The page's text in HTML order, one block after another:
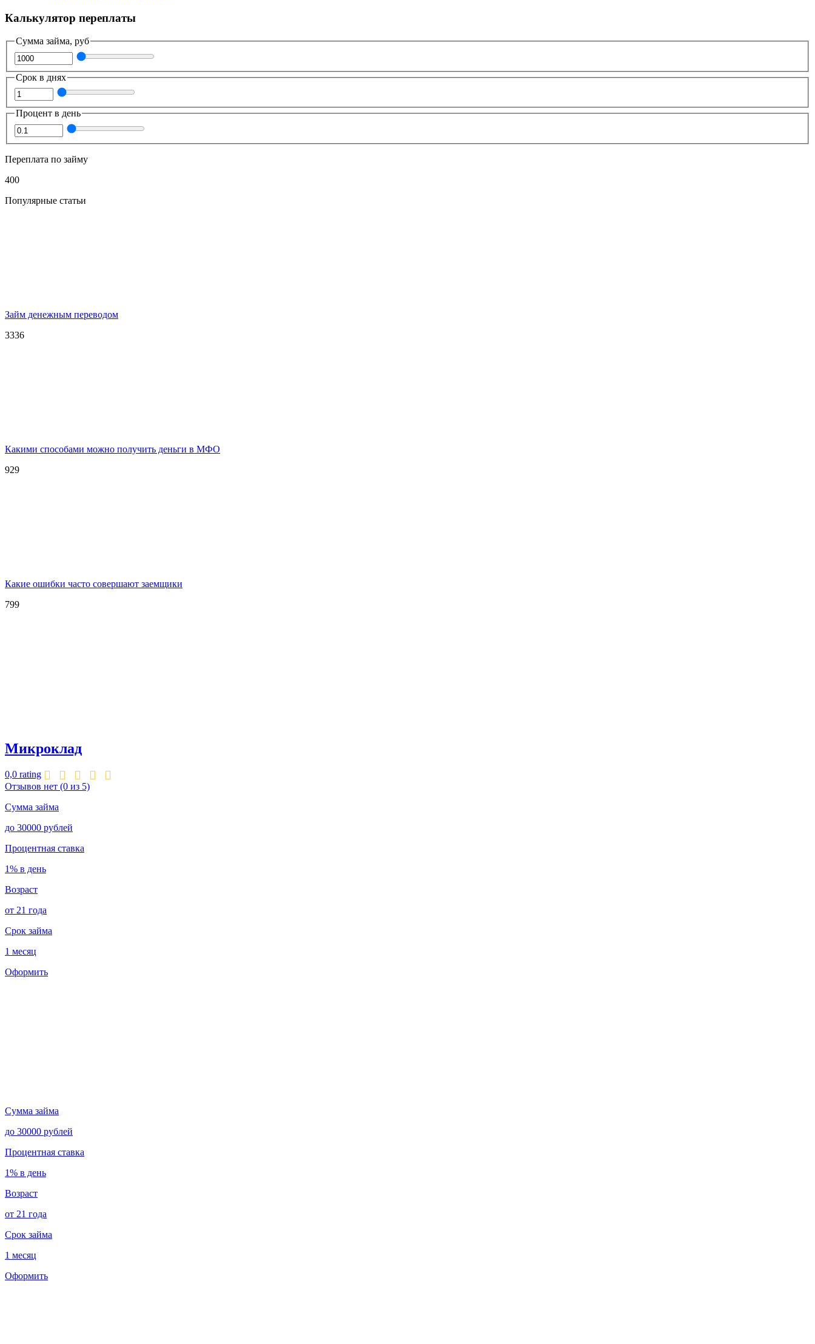
Калькулятор переплаты
Сумма займа, руб
Срок в днях
Процент в день
Переплата по займу
400
Популярные статьи
Займ денежным переводом
3336
Какими способами можно получить деньги в МФО
929
Какие ошибки часто совершают заемщики
799
Микроклад
0,0 rating
Отзывов нет (0 из 5)
Сумма займа
до 30000 рублей
Процентная ставка
1% в день
Возраст
от 21 года
Срок займа
1 месяц
Оформить
Сумма займа
до 30000 рублей
Процентная ставка
1% в день
Возраст
от 21 года
Срок займа
1 месяц
Оформить